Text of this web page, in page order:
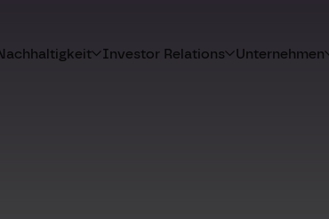
Investor Relations Unternehmen